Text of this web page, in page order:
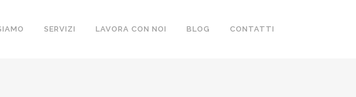
SERVIZI LAVORA CON NOI BLOG CONTATTI